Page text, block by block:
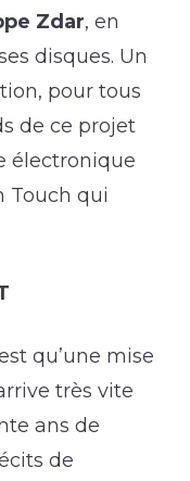
Zdar, en
disques. Un
pour tous
de ce projet
électronique
Touch qui
qu’une mise
très vite
ans de
de